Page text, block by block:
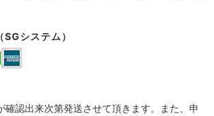
システム）
確認出来次第発送させて頂きます。また、申